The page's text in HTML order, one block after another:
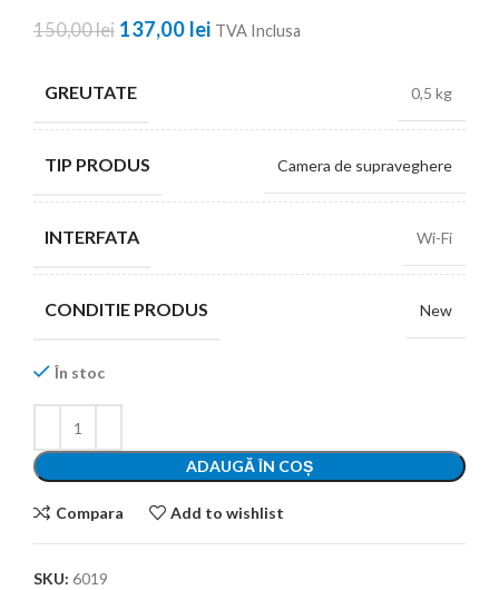
150,00lei Prețul inițial a fost: 150,00 lei.
137,00 lei Prețul curent este:
TVA Inclusa
GREUTATE 0,5 kg
TIP PRODUS Camera de supraveghere
INTERFATA Wi-Fi
CONDITIE PRODUS New
În stoc
ADAUGĂ ÎN COȘ
Compara Add to wishlist
SKU: 6019